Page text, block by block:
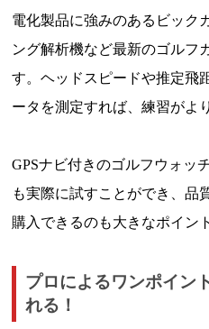
電化製品に強みのあるビック
ング解析機など最新のゴルフ
す。ヘッドスピードや推定飛
ータを測定すれば、練習がよ
GPSナビ付きのゴルフウォッ
も実際に試すことができ、品
購入できるのも大きなポイン
プロによるワンポイン
れる！